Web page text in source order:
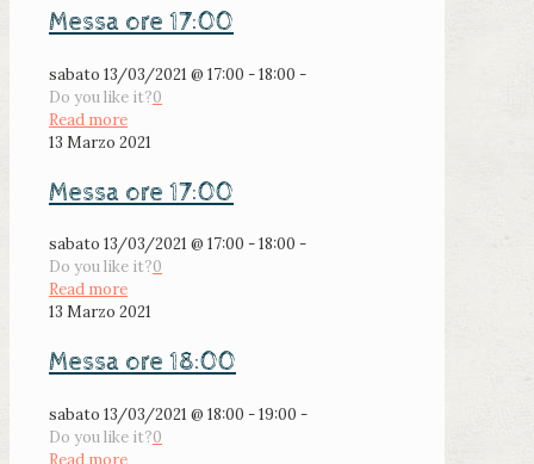
Messa ore 17:00
sabato 13/03/2021 @ 17:00 - 18:00 -
Do you like it?0
Read more
13 Marzo 2021
Messa ore 17:00
sabato 13/03/2021 @ 17:00 - 18:00 -
Do you like it?0
Read more
13 Marzo 2021
Messa ore 18:00
sabato 13/03/2021 @ 18:00 - 19:00 -
Do you like it?0
Read more